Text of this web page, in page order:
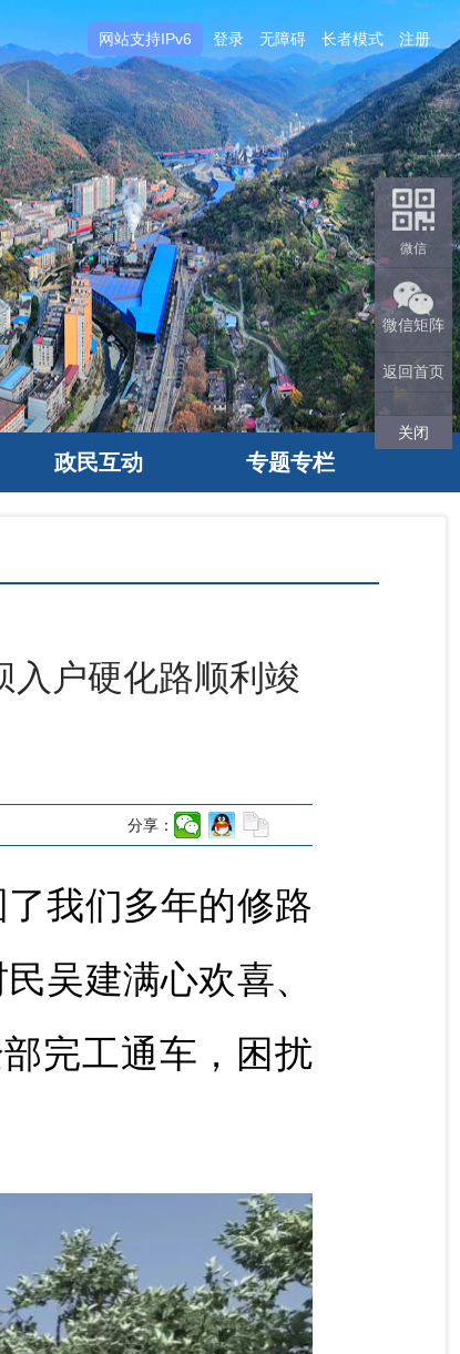
网站支持IPv6 登录 无障碍 长者模式 注册
政民互动 专题专栏
入户硬化路顺利竣
分享：
我们多年的修路
吴建满心欢喜、
完工通车，困扰
微信
微信矩阵
返回首页
关闭